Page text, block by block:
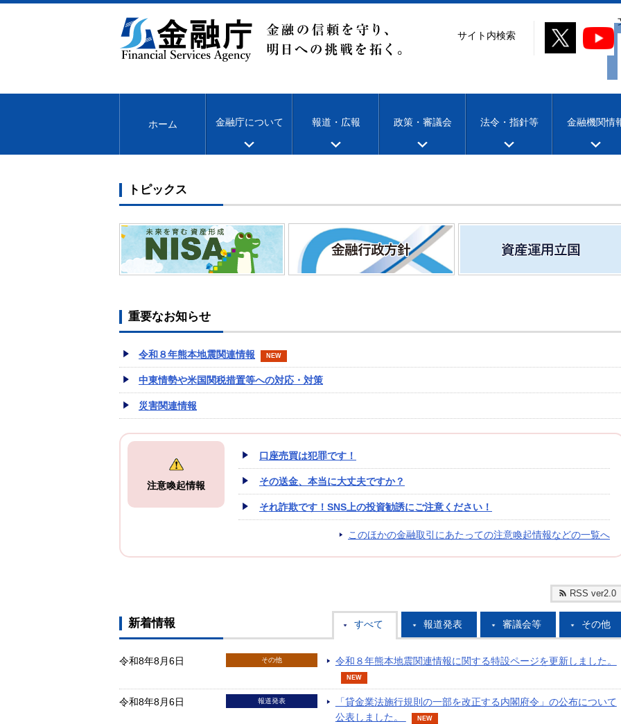
文
移
サイト内検索
ホーム 金融庁について 報道・広報 政策・審議会 法令・指針等 金融機関情
本
文
始
トピックス
未来を育む資産形成 NISA 金融行政方針
重要なお知らせ
令和８年熊本地震関連情報 NEW
中東情勢や米国関税措置等への対応・対策
災害関連情報
注意喚起情報
口座売買は犯罪です！
その送金、本当に大丈夫ですか？
それ詐欺です！SNS上の投資勧誘にご注意ください！
このほかの金融取引にあたっての注意喚起情報などの一覧へ
新着情報
RSS ver2.0
すべて 報道発表 審議会等 その他
令和8年8月6日 その他 令和８年熊本地震関連情報に関する特設ページを更新しました。
NEW
令和8年8月6日 報道発表
「貸金業法施行規則の一部を改正する内閣府令」の公布について
公表しました。
NEW